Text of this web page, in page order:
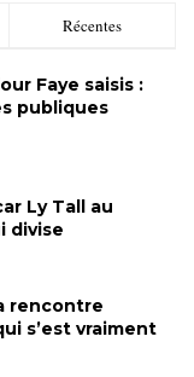
Récentes
Faye saisis :
publiques
Ly Tall au
divise
rencontre
s’est vraiment